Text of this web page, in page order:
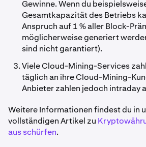
Gewinne. Wenn du
Gesamtkapazität des Betriebs
Anspruch auf 1 % aller Block-
möglicherweise generiert
sind nicht garantiert).
Viele Cloud-Mining-Services
täglich an ihre Cloud-Mining-
Anbieter zahlen jedoch intraday
Weitere Informationen findest du in
vollständigen Artikel zu
aus schürfen.